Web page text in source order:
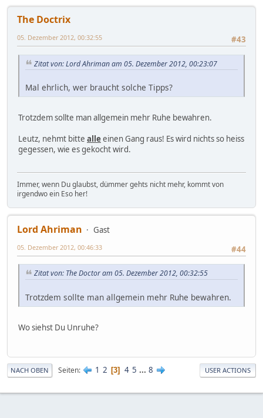
The Doctrix
#43
05. Dezember 2012, 00:32:55
Zitat von: Lord Ahriman am 05. Dezember 2012, 00:23:07
Mal ehrlich, wer braucht solche Tipps?
Trotzdem sollte man allgemein mehr Ruhe bewahren.
Leutz, nehmt bitte alleeinen Gang raus! Es wird nichts so heiss
gegessen, wie es gekocht wird.
Immer, wenn Du glaubst, dümmer gehts nicht mehr, kommt von
irgendwo ein Eso her!
Lord Ahriman
Gast
#44
05. Dezember 2012, 00:46:33
Zitat von: The Doctor am 05. Dezember 2012, 00:32:55
Trotzdem sollte man allgemein mehr Ruhe bewahren.
Wo siehst Du Unruhe?
NACH OBEN Seiten 1 2 3 4 5 ... 8 USER ACTIONS